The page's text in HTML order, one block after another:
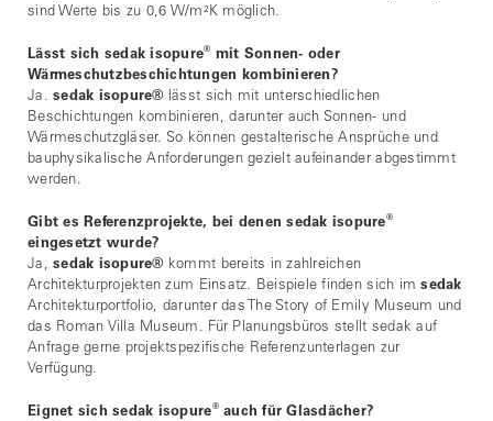
sind Werte bis zu 0,6 W/m²K möglich.
Lässt sich sedak isopure®
mit Sonnen- oder
Wärmeschutzbeschichtungen kombinieren?
Ja.sedak isopure® lässt sich mit unterschiedlichen
Beschichtungen kombinieren, darunter auch Sonnen- und
Wärmeschutzgläser. So können gestalterische Ansprüche und
bauphysikalische Anforderungen gezielt aufeinander abgestimmt
werden.
Gibt es Referenzprojekte, bei denen sedak isopure®
eingesetzt wurde?
Ja, sedak isopure® kommt bereits in zahlreichen
Architekturprojekten zum Einsatz. Beispiele finden sich imsedak
Architekturportfolio, darunter das The Story of Emily Museum und
das Roman Villa Museum. Für Planungsbüros stellt sedak auf
Anfrage gerne projektspezifische Referenzunterlagen zur
Verfügung.
Eignet sich sedak isopure®auch für Glasdächer?